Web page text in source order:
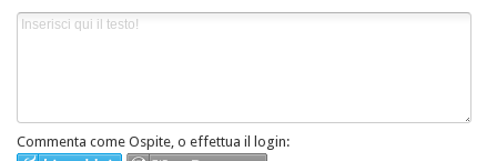
Commenta come Ospite, o effettua il login: